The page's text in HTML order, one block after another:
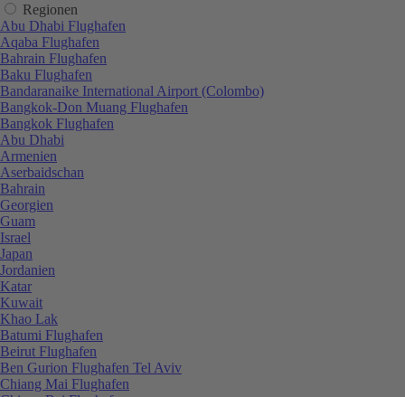
Regionen
Abu Dhabi Flughafen
Aqaba Flughafen
Bahrain Flughafen
Baku Flughafen
Bandaranaike International Airport (Colombo)
Bangkok-Don Muang Flughafen
Bangkok Flughafen
Abu Dhabi
Armenien
Aserbaidschan
Bahrain
Georgien
Guam
Israel
Japan
Jordanien
Katar
Kuwait
Khao Lak
Batumi Flughafen
Beirut Flughafen
Ben Gurion Flughafen Tel Aviv
Chiang Mai Flughafen